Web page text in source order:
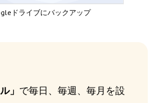
ドライブにバックアップ
」 で毎日、毎週、毎月を設